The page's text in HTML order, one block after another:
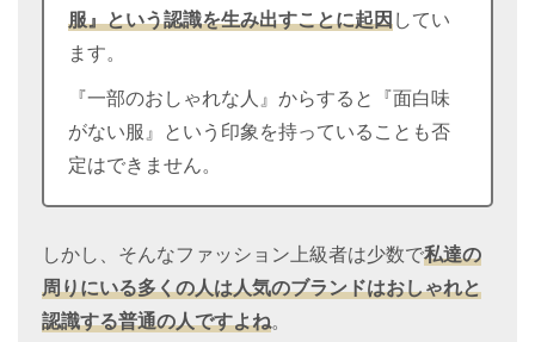
服』という認識を生み出すことに起因してい
ます。
『一部のおしゃれな人』からすると『面白味
がない服』という印象を持っていることも否
定はできません。
しかし、そんなファッション上級者は少数で私達の
周りにいる多くの人は人気のブランドはおしゃれと
認識する普通の人ですよね。